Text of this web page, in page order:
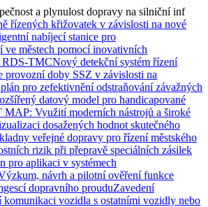
a plynulost dopravy na silniční inf
řízených křižovatek v závislosti na nové
nabíjecí stanice pro
městech pomocí inovativních
RDS-TMCNový detekční systém řízení
provozní doby SSZ v závislosti na
pro zefektivnění odstraňování závažných
datový model pro handicapované
MAP: Využití moderních nástrojů a široké
dosažených hodnot skutečného
veřejné dopravy pro řízení městského
rizik při přepravě speciálních zásilek
pro aplikaci v systémech
návrh a pilotní ověření funkce
dopravního prouduZavedení
vozidla s ostatními vozidly nebo